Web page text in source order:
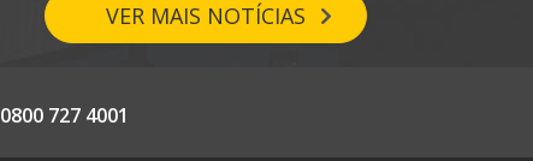
VER MAIS NOTÍCIAS
0800 727 4001